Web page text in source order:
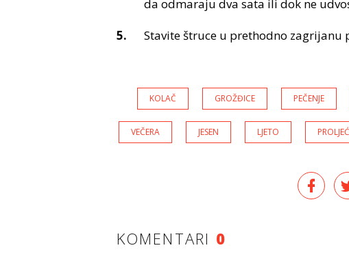
da odmaraju dva sata ili dok ne
Stavite štruce u prethodno zagrijanu
KOLAČ GROŽĐICE PEČENJE
VEČERA JESEN LJETO
KOMENTARI 0